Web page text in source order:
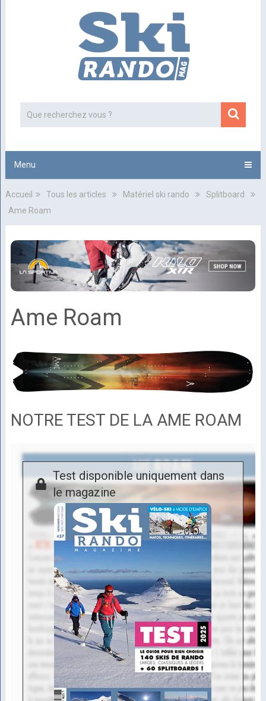
Menu
Accueil Tous les articles Matériel ski rando
Splitboard
Ame Roam
Ame Roam
NOTRE TEST DE LA AME ROAM
Test disponible uniquement dans
le magazine